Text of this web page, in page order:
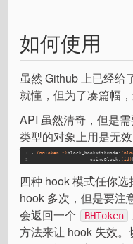
如何使用
虽然 Github 上已经给
就懂，但为了凑篇幅
API 虽然清奇，但是
类型的对象上用是无效
1
2
- (BHToken *) block_hookWithMode:
                     usingBlock:
(id)
四种 hook 模式任你
hook 多次，但是要注
会返回一个
BHToken
方法来让 hook 失效。